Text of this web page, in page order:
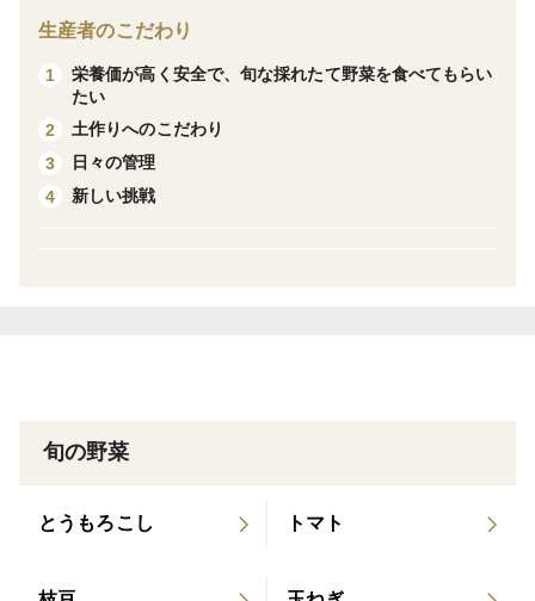
ただければと思います
※新潟の季節柄（雪）を踏まえて発送日が早くなること
があります
生産者のこだわり
1
栄養価が高く安全で、旬な採れたて野菜を食べてもらい
たい
2
土作りへのこだわり
3
日々の管理
4
新しい挑戦
旬の野菜
とうもろこし トマト